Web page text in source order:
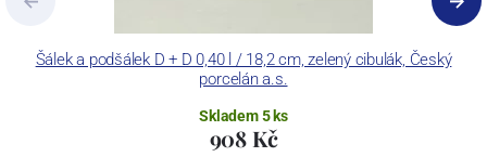
Šálek a podšálek D + D 0,40 l / 18,2 cm, zelený cibulák, Český
porcelán a.s.
Skladem 5 ks
908 Kč